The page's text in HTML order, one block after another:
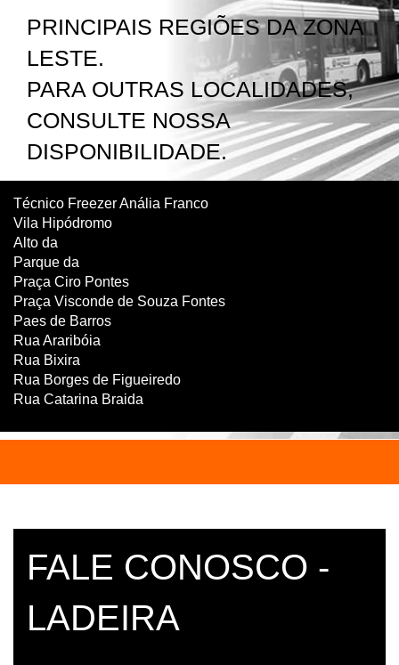
PRINCIPAIS REGIÕES DA ZONA
LESTE.
PARA OUTRAS LOCALIDADES,
CONSULTE NOSSA
DISPONIBILIDADE.
Técnico Freezer Anália Franco
Vila Hipódromo
Alto da
Parque da
Praça Ciro Pontes
Praça Visconde de Souza Fontes
Paes de Barros
Rua Araribóia
Rua Bixira
Rua Borges de Figueiredo
Rua Catarina Braida
FALE CONOSCO -
LADEIRA